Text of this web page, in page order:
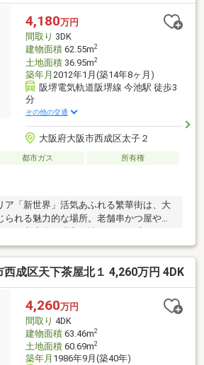
4,180万円
間取り 3DK
建物面積62.55m2
土地面積36.95m2
築年月 2012年1月(築14年8ヶ月)
阪堺電気軌道阪堺線 今池駅 徒歩3
分
その他の交通
大阪府大阪市西成区太子２
都市ガス
所有権
ア「新世界」活気あふれる繁華街は、大
れる魅力的な場所。老舗串かつ屋や老
天閣、動物園など徒歩圏内でコンビニや
に嬉しい立地となっています。
西成区天下茶屋北１ 4,260万円 4DK
4,260万円
間取り 4DK
建物面積63.46m2
土地面積60.69m2
築年月 1986年9月(築40年)